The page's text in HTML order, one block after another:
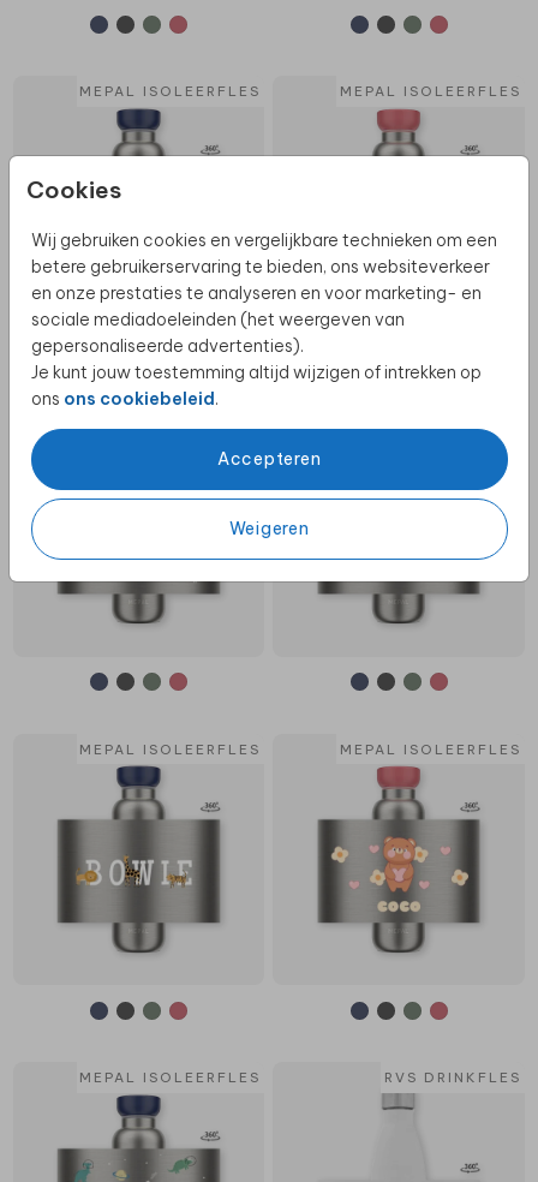
Cookies
Wij gebruiken cookies en vergelijkbare technieken om een
betere gebruikerservaring te bieden, ons websiteverkeer
en onze prestaties te analyseren en voor marketing- en
sociale mediadoeleinden (het weergeven van
gepersonaliseerde advertenties).
Je kunt jouw toestemming altijd wijzigen of intrekken op
ons ons cookiebeleid.
Accepteren
Weigeren
MEPAL ISOLEERFLES MEPAL ISOLEERFLES
MEPAL ISOLEERFLES MEPAL ISOLEERFLES
MEPAL ISOLEERFLES RVS DRINKFLES